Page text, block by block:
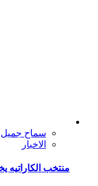
سماح جميل
الاخبار
منتخب الكاراتيه